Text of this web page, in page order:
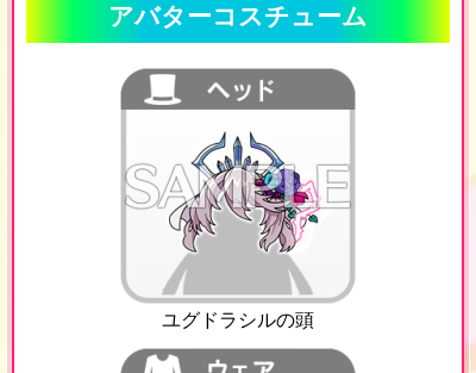
アバターコスチューム
ユグドラシルの頭